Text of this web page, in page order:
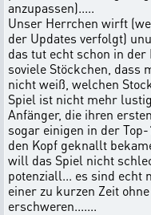
anzupassen).....
Unser Herrchen wirft
der Updates verfolgt)
das tut echt schon in
soviele Stöckchen, dass
nicht weiß, welchen
Spiel ist nicht mehr
Anfänger, die ihren
sogar einigen in der
den Kopf geknallt
will das Spiel nicht
potenziall... es sind echt
einer zu kurzen Zeit
erschweren.......